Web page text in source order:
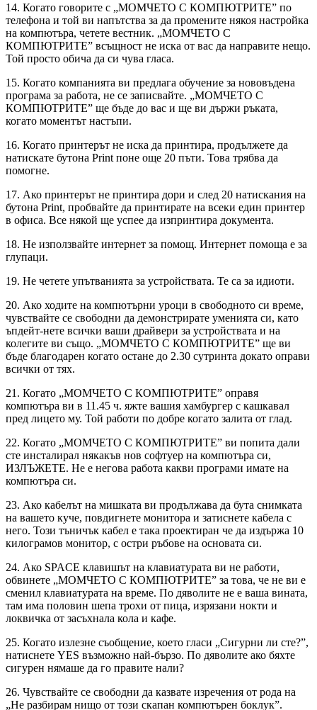
14. Когато говорите с „МОМЧЕТО С КОМПЮТРИТЕ” по
телефона и той ви напътства за да промените някоя настройка
на компютъра, четете вестник. „МОМЧЕТО С
КОМПЮТРИТЕ” всъщност не иска от вас да направите нещо.
Той просто обича да си чува гласа.
15. Когато компанията ви предлага обучение за нововъдена
програма за работа, не се записвайте. „МОМЧЕТО С
КОМПЮТРИТЕ” ще бъде до вас и ще ви държи ръката,
когато моментът настъпи.
16. Когато принтерът не иска да принтира, продължете да
натискате бутона Print поне още 20 пъти. Това трябва да
помогне.
17. Ако принтерът не принтира дори и след 20 натискания на
бутона Print, пробвайте да принтирате на всеки един принтер
в офиса. Все някой ще успее да изпринтира документа.
18. Не използвайте интернет за помощ. Интернет помоща е за
глупаци.
19. Не четете упътванията за устройствата. Те са за идиоти.
20. Ако ходите на компютърни уроци в свободното си време,
чувствайте се свободни да демонстрирате уменията си, като
ъпдейт-нете всички ваши драйвери за устройствата и на
колегите ви също. „МОМЧЕТО С КОМПЮТРИТЕ” ще ви
бъде благодарен когато остане до 2.30 сутринта докато оправи
всички от тях.
21. Когато „МОМЧЕТО С КОМПЮТРИТЕ” оправя
компютъра ви в 11.45 ч. яжте вашия хамбургер с кашкавал
пред лицето му. Той работи по добре когато залита от глад.
22. Когато „МОМЧЕТО С КОМПЮТРИТЕ” ви попита дали
сте инсталирал някакъв нов софтуер на компютъра си,
ИЗЛЪЖЕТЕ. Не е негова работа какви програми имате на
компютъра си.
23. Ако кабелът на мишката ви продължава да бута снимката
на вашето куче, повдигнете монитора и затиснете кабела с
него. Този тъничък кабел е така проектиран че да издържа 10
килограмов монитор, с остри ръбове на основата си.
24. Ако SPACE клавишът на клавиатурата ви не работи,
обвинете „МОМЧЕТО С КОМПЮТРИТЕ” за това, че не ви е
сменил клавиатурата на време. По дяволите не е ваша вината,
там има половин шепа трохи от пица, изрязани нокти и
локвичка от засъхнала кола и кафе.
25. Когато излезне съобщение, което гласи „Сигурни ли сте?”,
натиснете YES възможно най-бързо. По дяволите ако бяхте
сигурен нямаше да го правите нали?
26. Чувствайте се свободни да казвате изречения от рода на
„Не разбирам нищо от този скапан компютърен боклук”.